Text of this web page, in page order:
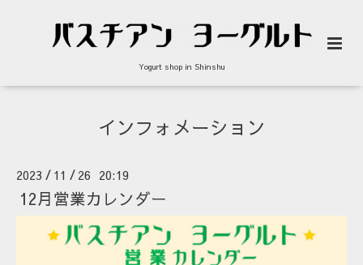
Yogurt shop in Shinshu
インフォメーション
2023 / 11 / 26 20:19
12月営業カレンダー